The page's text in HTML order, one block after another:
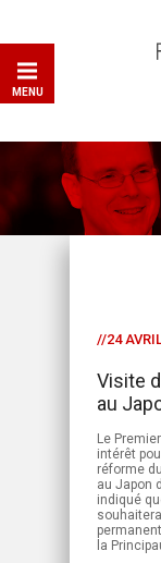
MENU
//24
Visite
au
Le
intérêt
réforme
au Japon
indiqué
la